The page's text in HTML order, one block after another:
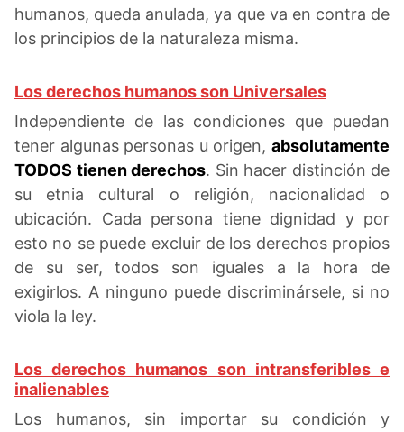
humanos, queda anulada, ya que va en contra de
los principios de la naturaleza misma.
Los derechos humanos son Universales
Independiente de las condiciones que puedan
tener algunas personas u origen, absolutamente
TODOS tienen derechos. Sin hacer distinción de
su etnia cultural o religión, nacionalidad o
ubicación. Cada persona tiene dignidad y por
esto no se puede excluir de los derechos propios
de su ser, todos son iguales a la hora de
exigirlos. A ninguno puede discriminársele, si no
viola la ley.
Los derechos humanos son intransferibles e
inalienables
Los humanos, sin importar su condición y